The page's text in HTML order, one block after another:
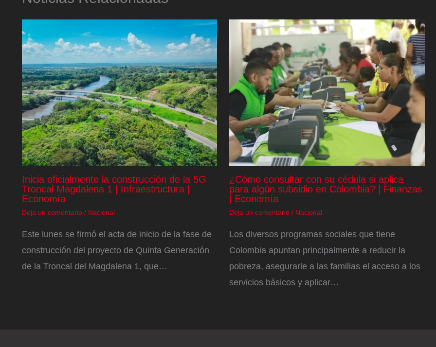
Inicia oficialmente la construcción de la 5G
Troncal Magdalena 1 | Infraestructura |
Economía
Deja un comentario / Nacional
Este lunes se firmó el acta de inicio de la fase de
construcción del proyecto de Quinta Generación
de la Troncal del Magdalena 1, que…
¿Cómo consultar con su cédula si aplica
para algún subsidio en Colombia? | Finanzas
| Economía
Deja un comentario / Nacional
Los diversos programas sociales que tiene
Colombia apuntan principalmente a reducir la
pobreza, asegurarle a las familias el acceso a los
servicios básicos y aplicar…